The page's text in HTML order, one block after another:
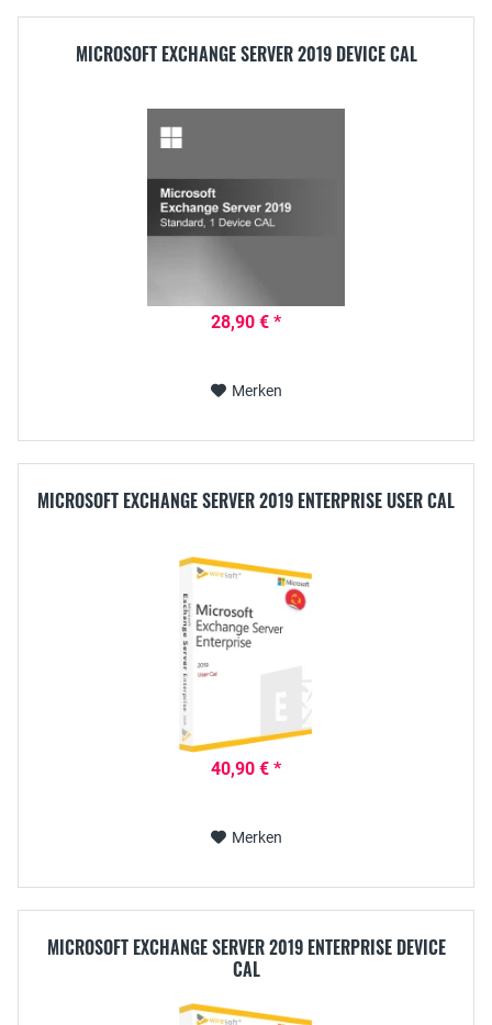
MICROSOFT EXCHANGE SERVER 2019 DEVICE CAL
28,90 € *
Merken
MICROSOFT EXCHANGE SERVER 2019 ENTERPRISE USER CAL
40,90 € *
Merken
MICROSOFT EXCHANGE SERVER 2019 ENTERPRISE DEVICE
CAL